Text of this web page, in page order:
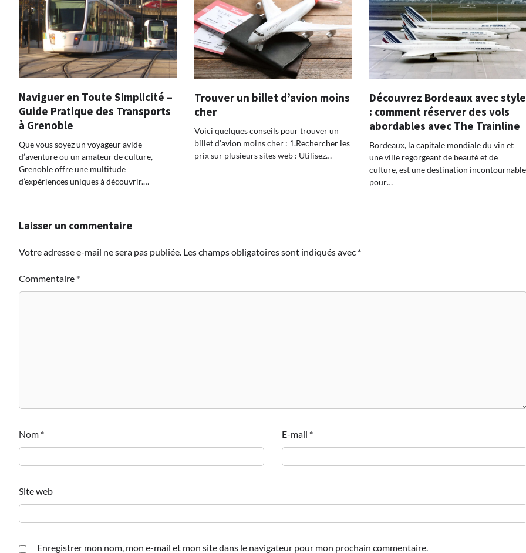
Naviguer en Toute Simplicité –
Guide Pratique des Transports
à Grenoble
Que vous soyez un voyageur avide
d’aventure ou un amateur de culture,
Grenoble offre une multitude
d’expériences uniques à découvrir.…
Trouver un billet d’avion moins
cher
Voici quelques conseils pour trouver un
billet d’avion moins cher : 1.Rechercher les
prix sur plusieurs sites web : Utilisez…
Découvrez Bordeaux avec style
: comment réserver des vols
abordables avec The Trainline
Bordeaux, la capitale mondiale du vin et
une ville regorgeant de beauté et de
culture, est une destination incontournable
pour…
Laisser un commentaire
Votre adresse e-mail ne sera pas publiée. Les champs obligatoires sont indiqués avec *
Commentaire *
Nom * E-mail *
Site web
Enregistrer mon nom, mon e-mail et mon site dans le navigateur pour mon prochain commentaire.